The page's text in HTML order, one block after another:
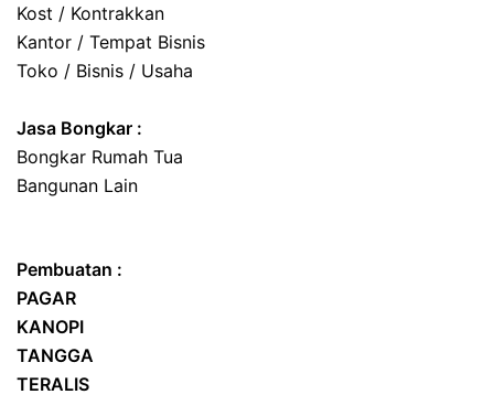
Kost / Kontrakkan
Kantor / Tempat Bisnis
Toko / Bisnis / Usaha
Jasa Bongkar :
Bongkar Rumah Tua
Bangunan Lain
Pembuatan :
PAGAR
KANOPI
TANGGA
TERALIS